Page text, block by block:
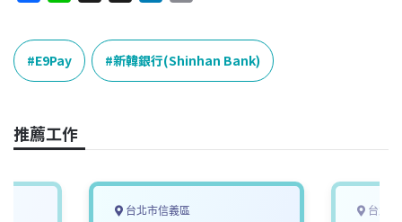
c
e
b
o
k
n
e
r
e
a
n
k
e
n
p
y
L
k
E9Pay 新韓銀行(Shinhan Bank)
推薦工作
台北市信義區 台北